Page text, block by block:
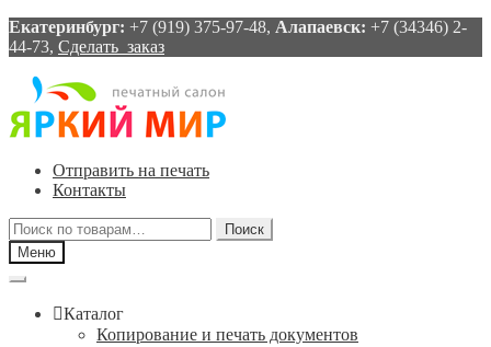
Екатеринбург: +7 (919) 375-97-48, Алапаевск: +7 (34346) 2-
44-73, Сделать заказ
Перейти
навигации
Перейти
содержимому
Отправить на печать
Контакты
Искать:
Поиск
Меню
Каталог
Копирование и печать документов